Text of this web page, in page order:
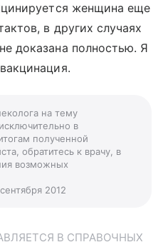
женщина еще
в других случаях
доказана полностью. Я
на тему
в
полученной
обратитесь к врачу, в
возможных
2012
В СПРАВОЧНЫХ